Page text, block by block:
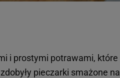
i prostymi potrawami, które
pieczarki smażone na